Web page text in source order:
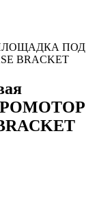
ПЛОЩАДКА ПОД
BRACKET